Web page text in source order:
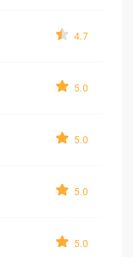
4.7
5.0
5.0
5.0
5.0